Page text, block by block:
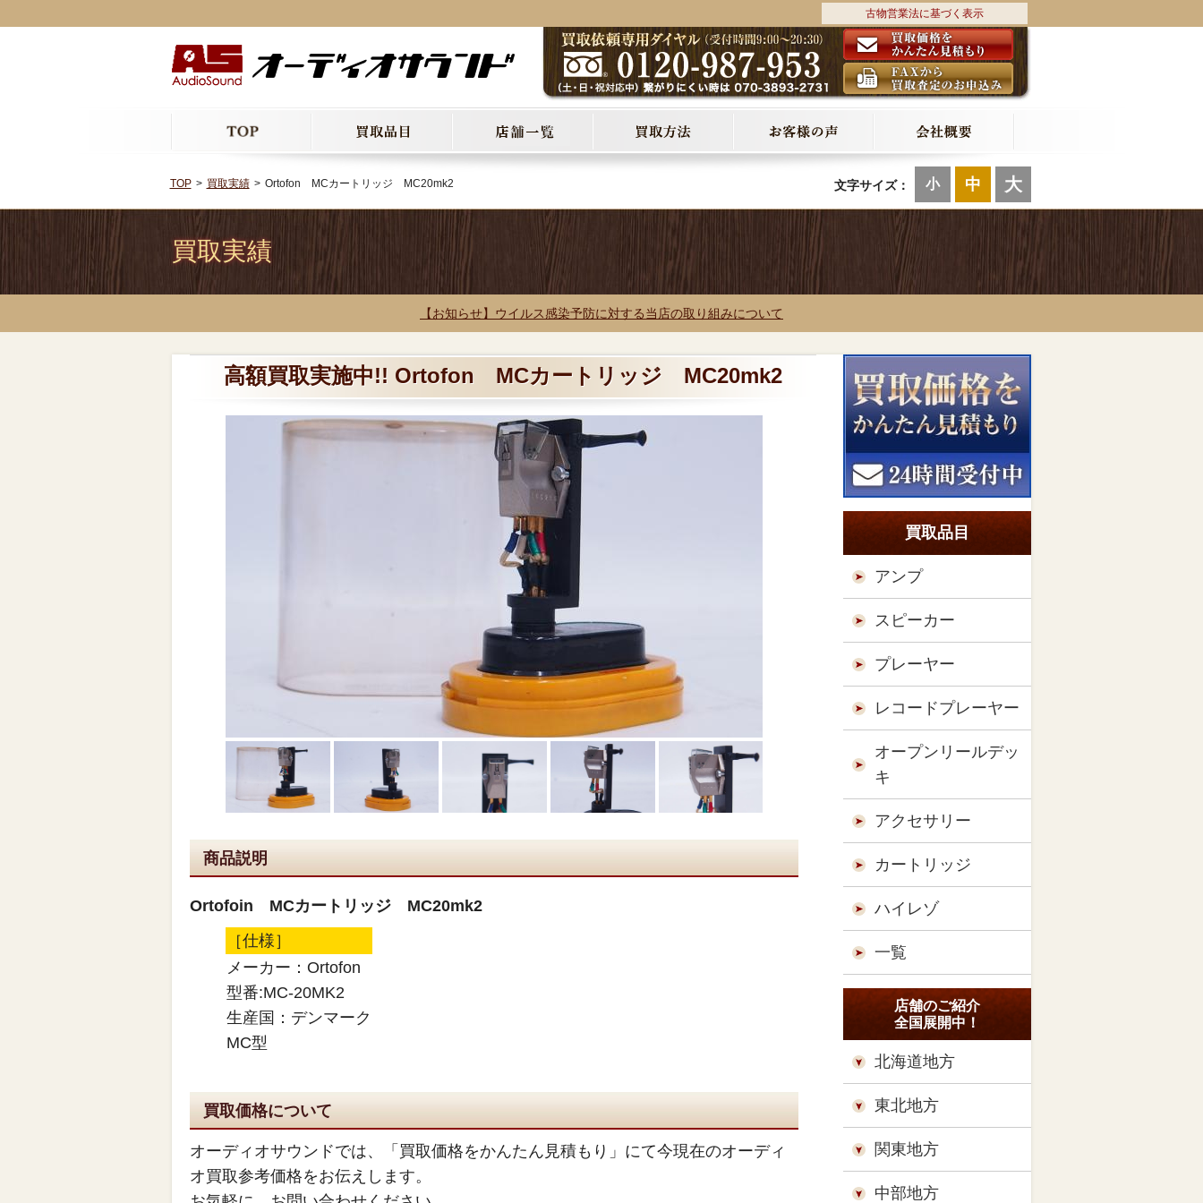
古物営業法に基づく表示
文字サイズ： 小 中 大
TOP 買取実績 Ortofon MCカートリッジ MC20mk2
買取実績
【お知らせ】ウイルス感染予防に対する当店の取り組みについて
高額買取実施中!! Ortofon MCカートリッジ MC20mk2
商品説明
Ortofoin MCカートリッジ MC20mk2
［仕様］
メーカー：Ortofon
型番:MC-20MK2
生産国：デンマーク
MC型
買取価格について
オーディオサウンドでは、「買取価格をかんたん見積もり」にて今現在のオーディ
オ買取参考価格をお伝えします。
買取品目
アンプ
スピーカー
プレーヤー
レコードプレーヤー
オープンリールデッ
キ
アクセサリー
カートリッジ
ハイレゾ
一覧
店舗のご紹介
全国展開中！
北海道地方
東北地方
関東地方
中部地方